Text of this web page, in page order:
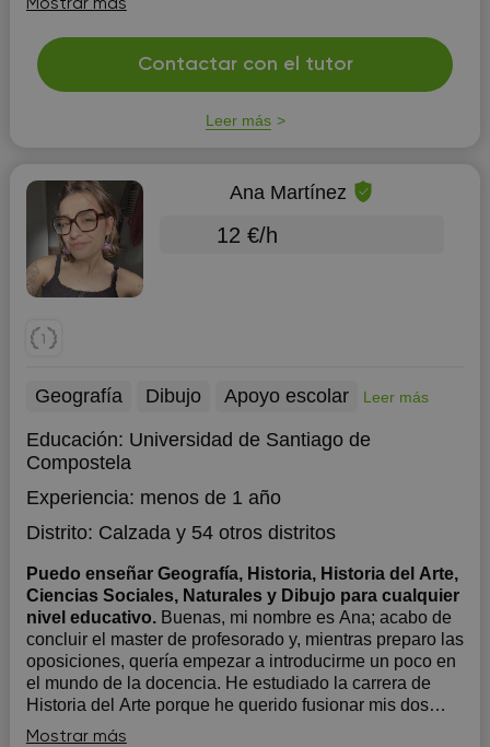
preparando los examenes, asi que nuestras cla...
Mostrar más
Contactar con el tutor
Leer más
Ana Martínez
12 €/h
Geografía Dibujo Apoyo escolar Leer más
Educación: Universidad de Santiago de
Compostela
Experiencia: menos de 1 año
Distrito: Calzaday 54 otros distritos
Puedo enseñar Geografía, Historia, Historia del Arte,
Ciencias Sociales, Naturales y Dibujo para cualquier
nivel educativo. Buenas, mi nombre es Ana; acabo de
concluir el master de profesorado y, mientras preparo las
oposiciones, quería empezar a introducirme un poco en
el mundo de la docencia. He estudiado la carrera de
Historia del Arte porque he querido fusionar mis dos
pasiones (el arte y la enseñanza); por esto mism...
Mostrar más